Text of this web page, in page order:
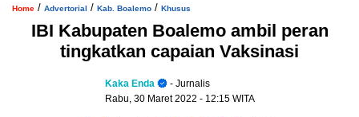
Home / Advertorial / Kab. Boalemo / Khusus
IBI Kabupaten Boalemo ambil peran
tingkatkan capaian Vaksinasi
Kaka Enda
- Jurnalis
Rabu, 30 Maret 2022 - 12:15 WITA